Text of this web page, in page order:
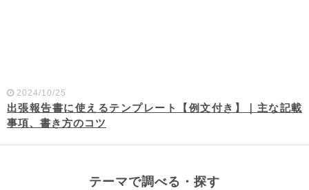
2024/10/25
出張報告書に使えるテンプレート【例文付き】｜主な記載
事項、書き方のコツ
テーマで調べる・探す